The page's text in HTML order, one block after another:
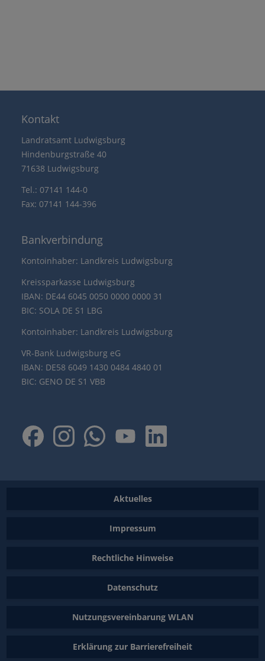
Kontakt
Landratsamt Ludwigsburg
Hindenburgstraße 40
71638 Ludwigsburg
Tel.: 07141 144-0
Fax: 07141 144-396
Bankverbindung
Kontoinhaber: Landkreis Ludwigsburg
Kreissparkasse Ludwigsburg
IBAN: DE44 6045 0050 0000 0000 31
BIC: SOLA DE S1 LBG
Kontoinhaber: Landkreis Ludwigsburg
VR-Bank Ludwigsburg eG
IBAN: DE58 6049 1430 0484 4840 01
BIC: GENO DE S1 VBB
Aktuelles
Impressum
Rechtliche Hinweise
Datenschutz
Nutzungsvereinbarung WLAN
Erklärung zur Barrierefreiheit